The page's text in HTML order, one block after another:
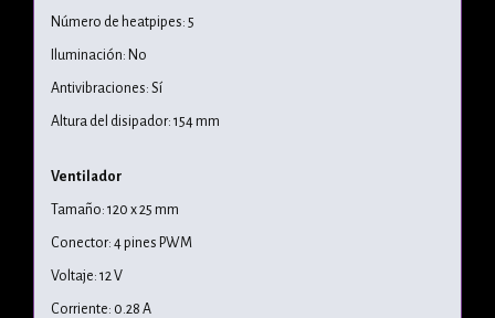
Número de heatpipes: 5
Iluminación: No
Antivibraciones: Sí
Altura del disipador: 154 mm
Ventilador
Tamaño: 120 x 25 mm
Conector: 4 pines PWM
Voltaje: 12 V
Corriente: 0.28 A